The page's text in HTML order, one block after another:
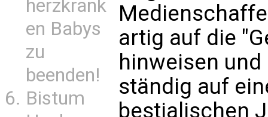
herzkrank
en Babys
zu
beenden!
Bistum
artig auf die
hinweisen
ständig auf
bestialischen